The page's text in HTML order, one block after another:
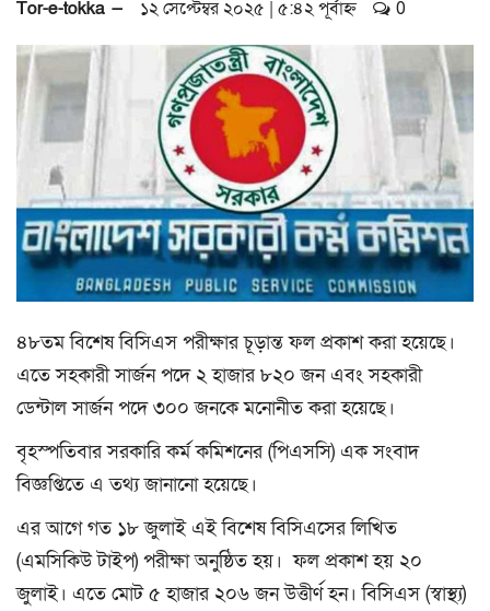
a
t
Tor-e-tokka — ১২ সেপ্টেম্বর ২০২৫ | ৫:৪২ পূর্বাহ্ন 0
৪৮তম বিশেষ বিসিএস পরীক্ষার চূড়ান্ত ফল প্রকাশ করা হয়েছে।
এতে সহকারী সার্জন পদে ২ হাজার ৮২০ জন এবং সহকারী
ডেন্টাল সার্জন পদে ৩০০ জনকে মনোনীত করা হয়েছে।
বৃহস্পতিবার সরকারি কর্ম কমিশনের (পিএসসি) এক সংবাদ
বিজ্ঞপ্তিতে এ তথ্য জানানো হয়েছে।
এর আগে গত ১৮ জুলাই এই বিশেষ বিসিএসের লিখিত
(এমসিকিউ টাইপ) পরীক্ষা অনুষ্ঠিত হয়। ফল প্রকাশ হয় ২০
জুলাই। এতে মোট ৫ হাজার ২০৬ জন উত্তীর্ণ হন। বিসিএস (স্বাস্থ্য)